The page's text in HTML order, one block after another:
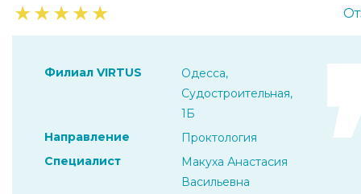
★★★★★
Филиал VIRTUS
Одесса,
Судостроительная,
1Б
Направление
Проктология
Специалист
Макуха Анастасия
Васильевна